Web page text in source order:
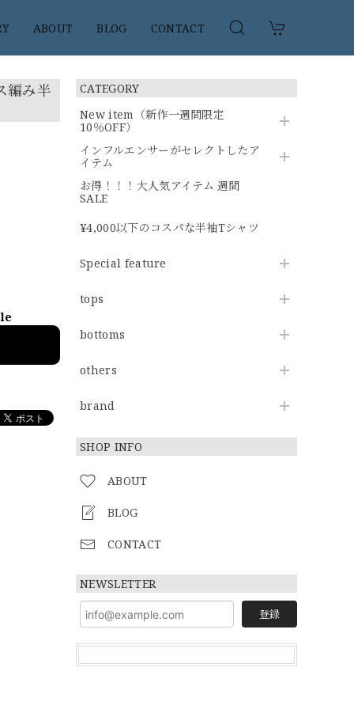
ABOUT BLOG CONTACT
CATEGORY
New item（新作一週間限定
10％OFF）
インフルエンサーがセレクトしたア
イテム
お得！！！大人気アイテム 週間
SALE
¥4,000以下のコスパな半袖Tシャツ
Special feature
tops
bottoms
others
brand
SHOP INFO
ABOUT
BLOG
CONTACT
NEWSLETTER
登録
編み半